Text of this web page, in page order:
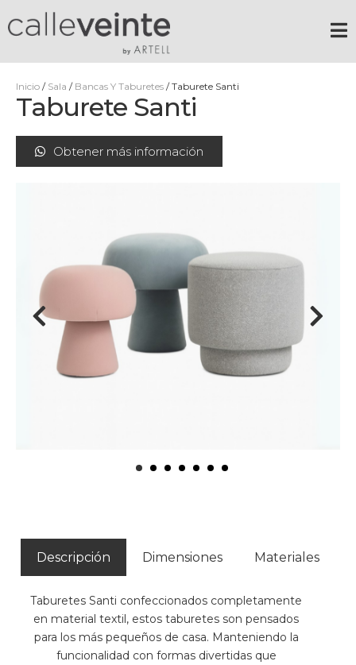
Inicio / Sala / Bancas Y Taburetes / Taburete Santi
Taburete Santi
Obtener más información
Descripción Dimensiones Materiales
Taburetes Santi confeccionados completamente
en material textil, estos taburetes son pensados
para los más pequeños de casa. Manteniendo la
funcionalidad con formas divertidas que